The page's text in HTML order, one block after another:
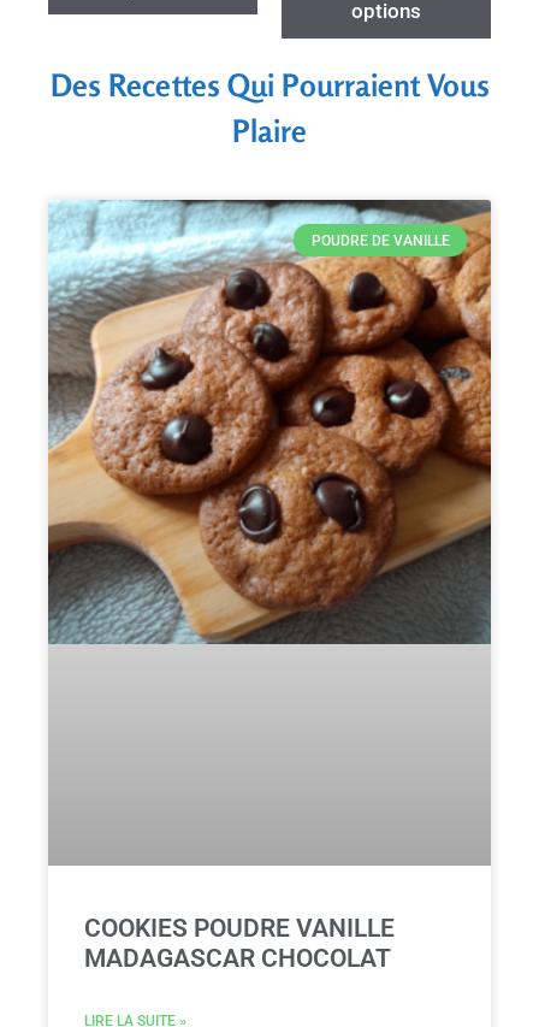
options
Des Recettes Qui Pourraient Vous
Plaire
POUDRE DE VANILLE
COOKIES POUDRE VANILLE
MADAGASCAR CHOCOLAT
LIRE LA SUITE »